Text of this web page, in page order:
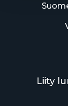
Liity